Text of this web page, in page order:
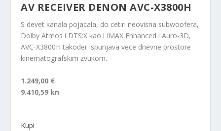
AV RECEIVER DENON AVC-X3800H
S devet kanala pojacala, do cetiri neovisna subwoofera,
Dolby Atmos i DTS:X kao i IMAX Enhanced i Auro-3D,
AVC-X3800H takoder ispunjava vece dnevne prostore
kinematografskim zvukom.
1.249,00 €
9.410,59 kn
Kupi